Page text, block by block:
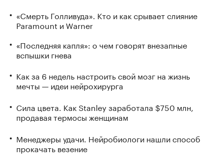
«Смерть Голливуда». Кто и как срывает слияние
Paramount и Warner
«Последняя капля»: о чем говорят внезапные
вспышки гнева
Как за 6 недель настроить свой мозг на жизнь
мечты — идеи нейрохирурга
Сила цвета. Как Stanley заработала $750 млн,
продавая термосы женщинам
Менеджеры удачи. Нейробиологи нашли способ
прокачать везение